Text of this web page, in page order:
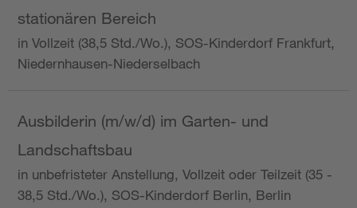
stationären Bereich
in Vollzeit (38,5 Std./Wo.), SOS-Kinderdorf Frankfurt,
Niedernhausen-Niederselbach
Ausbilderin (m/w/d) im Garten- und
Landschaftsbau
in unbefristeter Anstellung, Vollzeit oder Teilzeit (35 -
38,5 Std./Wo.), SOS-Kinderdorf Berlin, Berlin